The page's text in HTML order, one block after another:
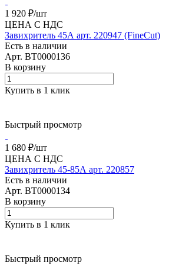
1 920 ₽/шт
ЦЕНА С НДС
Завихритель 45А арт. 220947 (FineCut)
Есть в наличии
Арт. BT0000136
В корзину
Купить в 1 клик
Быстрый просмотр
1 680 ₽/шт
ЦЕНА С НДС
Завихритель 45-85А арт. 220857
Есть в наличии
Арт. BT0000134
В корзину
Купить в 1 клик
Быстрый просмотр